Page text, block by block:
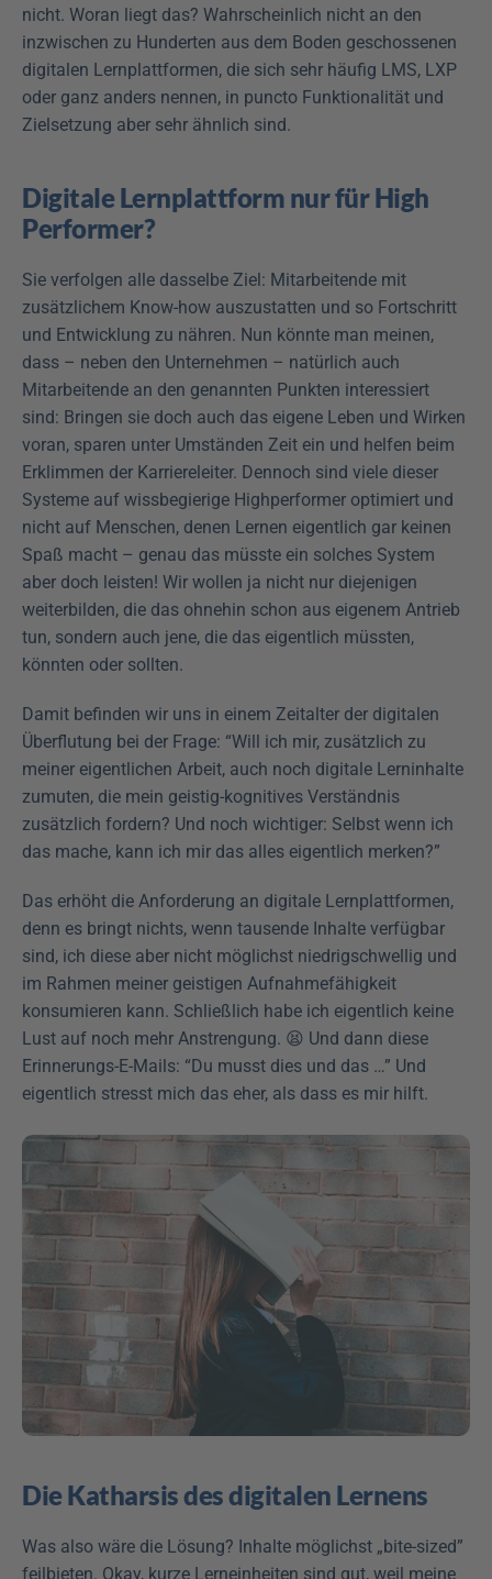
nicht. Woran liegt das? Wahrscheinlich nicht an den
inzwischen zu Hunderten aus dem Boden geschossenen
digitalen Lernplattformen, die sich sehr häufig LMS, LXP
oder ganz anders nennen, in puncto Funktionalität und
Zielsetzung aber sehr ähnlich sind.
Digitale Lernplattform nur für High
Performer?
Sie verfolgen alle dasselbe Ziel: Mitarbeitende mit
zusätzlichem Know-how auszustatten und so Fortschritt
und Entwicklung zu nähren. Nun könnte man meinen,
dass – neben den Unternehmen – natürlich auch
Mitarbeitende an den genannten Punkten interessiert
sind: Bringen sie doch auch das eigene Leben und Wirken
voran, sparen unter Umständen Zeit ein und helfen beim
Erklimmen der Karriereleiter. Dennoch sind viele dieser
Systeme auf wissbegierige Highperformer optimiert und
nicht auf Menschen, denen Lernen eigentlich gar keinen
Spaß macht – genau das müsste ein solches System
aber doch leisten! Wir wollen ja nicht nur diejenigen
weiterbilden, die das ohnehin schon aus eigenem Antrieb
tun, sondern auch jene, die das eigentlich müssten,
könnten oder sollten.
Damit befinden wir uns in einem Zeitalter der digitalen
Überflutung bei der Frage: “Will ich mir, zusätzlich zu
meiner eigentlichen Arbeit, auch noch digitale Lerninhalte
zumuten, die mein geistig-kognitives Verständnis
zusätzlich fordern? Und noch wichtiger: Selbst wenn ich
das mache, kann ich mir das alles eigentlich merken?”
Das erhöht die Anforderung an digitale Lernplattformen,
denn es bringt nichts, wenn tausende Inhalte verfügbar
sind, ich diese aber nicht möglichst niedrigschwellig und
im Rahmen meiner geistigen Aufnahmefähigkeit
konsumieren kann. Schließlich habe ich eigentlich keine
Lust auf noch mehr Anstrengung. 😫 Und dann diese
Erinnerungs-E-Mails: “Du musst dies und das …” Und
eigentlich stresst mich das eher, als dass es mir hilft.
Die Katharsis des digitalen Lernens
Was also wäre die Lösung? Inhalte möglichst „bite-sized”
feilbieten. Okay, kurze Lerneinheiten sind gut, weil meine